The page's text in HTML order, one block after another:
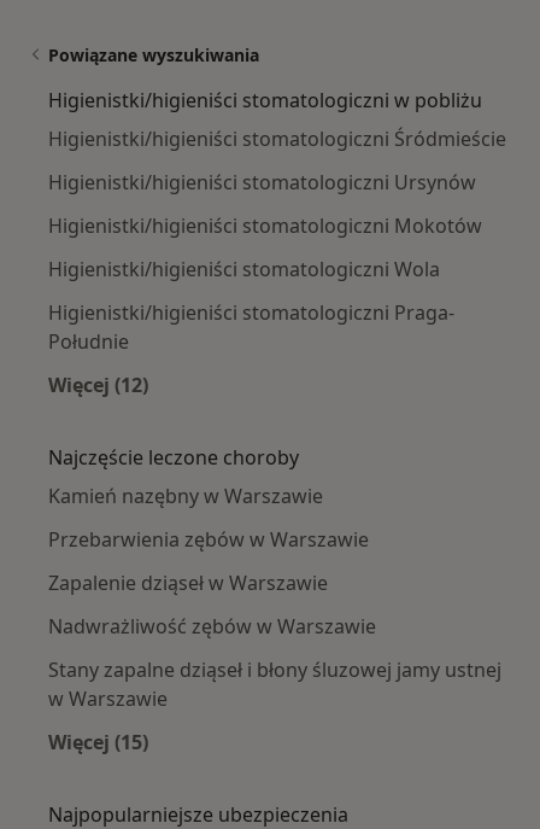
Powiązane wyszukiwania
Higienistki/higieniści stomatologiczni w pobliżu
Higienistki/higieniści stomatologiczni Śródmieście
Higienistki/higieniści stomatologiczni Ursynów
Higienistki/higieniści stomatologiczni Mokotów
Higienistki/higieniści stomatologiczni Wola
Higienistki/higieniści stomatologiczni Praga-
Południe
Więcej (12)
Najczęście leczone choroby
Kamień nazębny w Warszawie
Przebarwienia zębów w Warszawie
Zapalenie dziąseł w Warszawie
Nadwrażliwość zębów w Warszawie
Stany zapalne dziąseł i błony śluzowej jamy ustnej
w Warszawie
Więcej (15)
Najpopularniejsze ubezpieczenia